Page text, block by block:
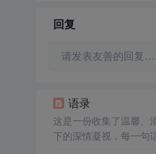
回复
请发表友善的回复…
语录
这是一份收集了温馨、
下的深情凝视，每一句